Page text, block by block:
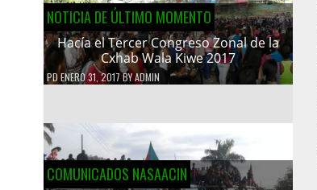
NOTICIA DE ÚLTIMO MOMENTO
Hacía el Tercer Congreso Zonal de la
Cxhab Wala Kiwe 2017
PDENERO 31, 2017BYADMIN
COMUNICADOS NASAACIN